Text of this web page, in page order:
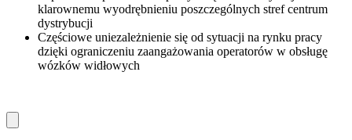
klarownemu wyodrębnieniu poszczególnych stref centrum
dystrybucji
Częściowe uniezależnienie się od sytuacji na rynku pracy
dzięki ograniczeniu zaangażowania operatorów w obsługę
wózków widłowych